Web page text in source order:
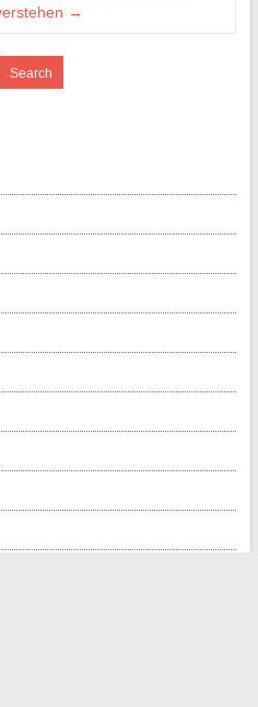
→
Search